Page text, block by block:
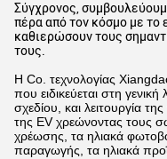
Σύγχρονος,
πέρα από τον κόσμο με το
καθιερώσουν τους
τους.
Η Co. τεχνολογίας
που ειδικεύεται στη
σχεδίου, και λειτουργία
της EV χρεώνοντας τους
χρέωσης, τα ηλιακά
παραγωγής, τα ηλιακά